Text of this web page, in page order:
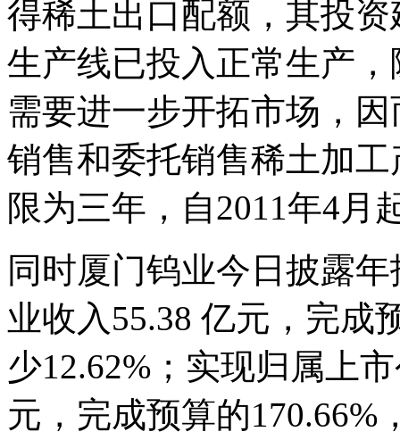
得稀土出口配额，其投
生产线已投入正常生产
需要进一步开拓市场，
销售和委托销售稀土加
限为三年，自2011年4月
同时厦门钨业今日披露
业收入55.38 亿元，完成
少12.62%；实现归属上
元，完成预算的170.66%